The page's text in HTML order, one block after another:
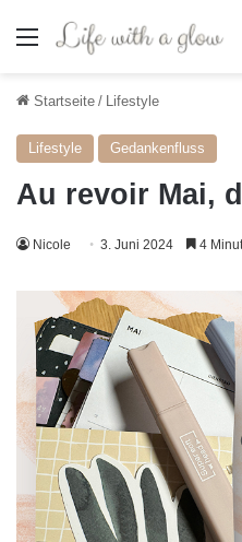
Menü
Startseite / Lifestyle
Lifestyle Gedankenfluss
Au revoir Mai,
Nicole 3. Juni 2024 4